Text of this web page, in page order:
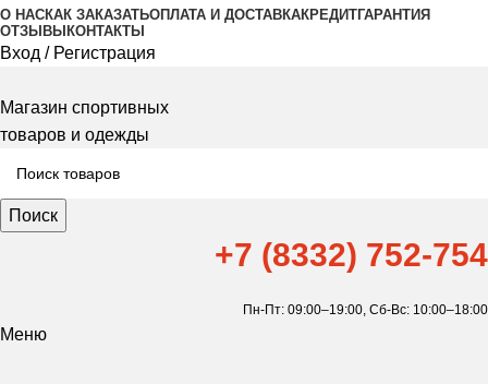
О НАСКАК ЗАКАЗАТЬОПЛАТА И ДОСТАВКАКРЕДИТГАРАНТИЯ
ОТЗЫВЫ КОНТАКТЫ
Вход / Регистрация
Магазин спортивных
товаров и одежды
Поиск
+7 (8332) 752-754
Пн-Пт: 09:00–19:00, Сб-Вс: 10:00–18:00
Меню